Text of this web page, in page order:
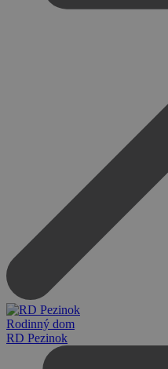
Rodinný dom
RD Pezinok